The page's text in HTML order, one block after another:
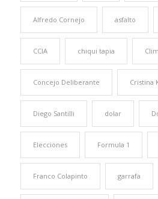
Alfredo Cornejo asfalto
CCIA chiqui tapia
Concejo Deliberante Cristina
Diego Santilli dolar
Elecciones Formula 1
Franco Colapinto garrafa